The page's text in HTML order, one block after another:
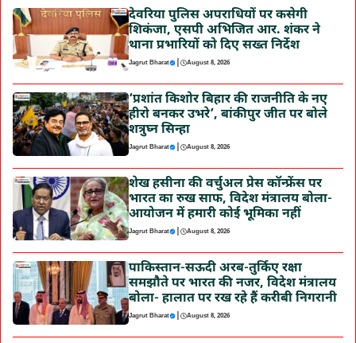
देवरिया पुलिस अपराधियों पर कसेगी
शिकंजा, एसपी अभिजित आर. शंकर ने
थाना प्रभारियों को दिए सख्त निर्देश
Jagrut Bharat | August 8, 2026
‘प्रशांत किशोर बिहार की राजनीति के नए
हीरो बनकर उभरे’, बांकीपुर जीत पर बोले
शत्रुघ्न सिन्हा
Jagrut Bharat | August 8, 2026
शेख हसीना की वर्चुअल प्रेस कॉन्फ्रेंस पर
भारत का रुख साफ, विदेश मंत्रालय बोला-
आयोजन में हमारी कोई भूमिका नहीं
Jagrut Bharat | August 8, 2026
पाकिस्तान-सऊदी अरब-तुर्किए रक्षा
समझौते पर भारत की नजर, विदेश मंत्रालय
बोला- हालात पर रख रहे हैं करीबी निगरानी
Jagrut Bharat | August 8, 2026